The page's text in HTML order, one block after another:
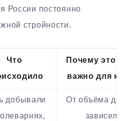
России постоянно
стройности.
Что
Почему это
важно для
добывали
От объёма
зависела